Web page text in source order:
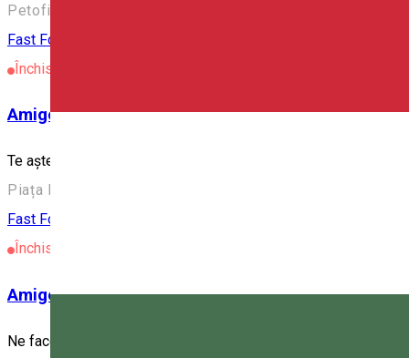
Petofi Sandor 16, Miercurea-Ciuc, Romania, 530210
Fast Food
Închis
Amigo Penge Chill & Food
Te așteptăm într-un loc fain cu salate cu ingrediente din
Piața Majláth Gusztáv Károly 4, Miercurea Ciuc 530003,
Fast Food
Închis
Amigo Penge Chill & Food 2
Ne face plăcere să vă anunțăm că am deschis al doilea